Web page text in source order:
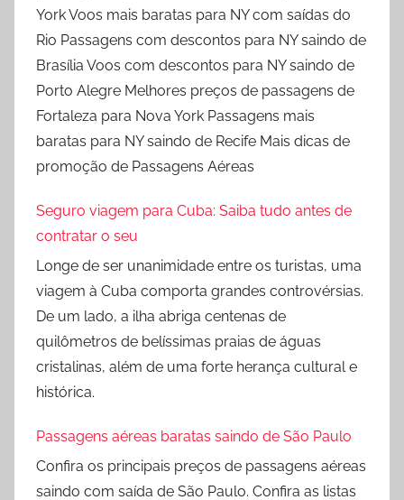
York Voos mais baratas para NY com saídas do
Rio Passagens com descontos para NY saindo de
Brasília Voos com descontos para NY saindo de
Porto Alegre Melhores preços de passagens de
Fortaleza para Nova York Passagens mais
baratas para NY saindo de Recife Mais dicas de
promoção de Passagens Aéreas
Seguro viagem para Cuba: Saiba tudo antes de
contratar o seu
Longe de ser unanimidade entre os turistas, uma
viagem à Cuba comporta grandes controvérsias.
De um lado, a ilha abriga centenas de
quilômetros de belíssimas praias de águas
cristalinas, além de uma forte herança cultural e
histórica.
Passagens aéreas baratas saindo de São Paulo
Confira os principais preços de passagens aéreas
saindo com saída de São Paulo. Confira as listas